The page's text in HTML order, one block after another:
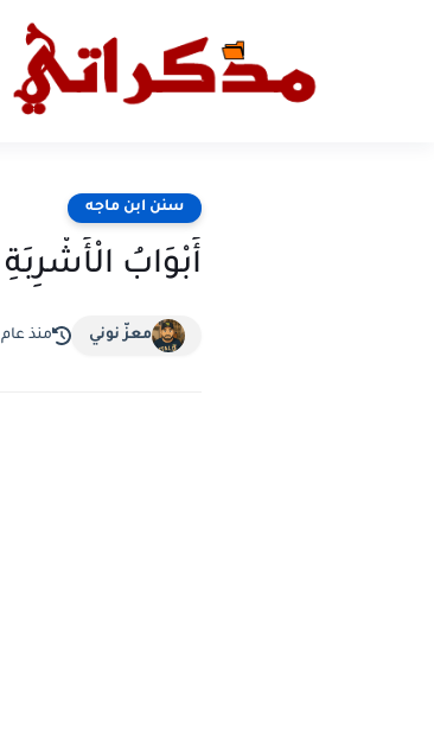
سنن ابن ماجه
أَبْوَابُ الْأَشْرِبَةِ
معزّ نوني منذ عام